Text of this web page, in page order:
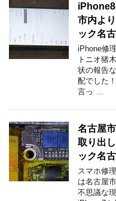
市内よ
ック名
iPhone修
トニオ猪
状の報告
配でした
言っ …
名古屋
取り出
ック名
スマホ修
は名古屋
不思議な